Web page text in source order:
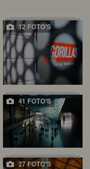
12 FOTO'S
41 FOTO'S
27 FOTO'S